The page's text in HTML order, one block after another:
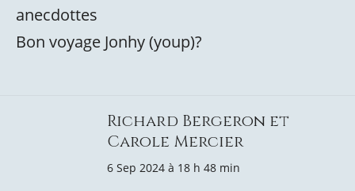
anecdottes
Bon voyage Jonhy (youp)?
Richard Bergeron et
Carole Mercier
6 Sep 2024 à 18 h 48 min